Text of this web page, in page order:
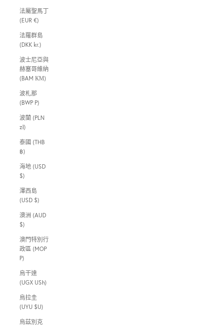
法屬聖馬丁
(EUR €)
法羅群島
(DKK kr.)
波士尼亞與
赫塞哥維納
(BAM КМ)
波札那
(BWP P)
波蘭 (PLN
zł)
泰國 (THB
฿)
海地 (USD
$)
澤西島
(USD $)
澳洲 (AUD
$)
澳門特別行
政區 (MOP
P)
烏干達
(UGX USh)
烏拉圭
(UYU $U)
烏茲別克